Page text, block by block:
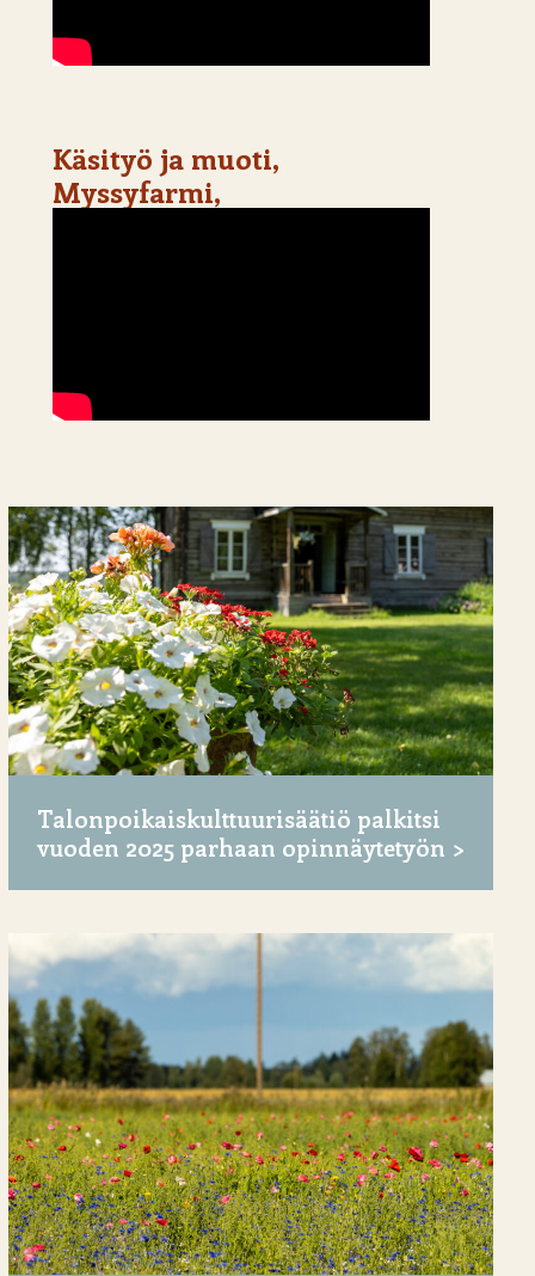
Käsityö ja muoti,
Myssyfarmi,
Talonpoikaiskulttuurisäätiö palkitsi
vuoden 2025 parhaan opinnäytetyön